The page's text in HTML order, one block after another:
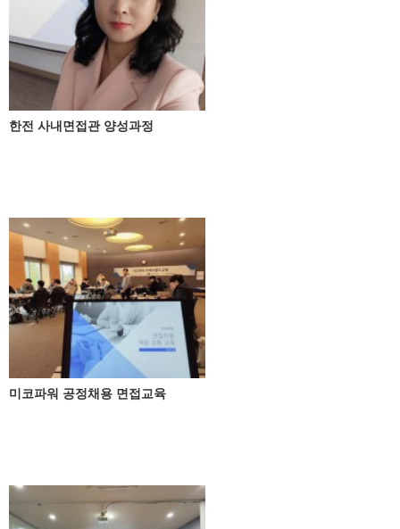
한전 사내면접관 양성과정
미코파워 공정채용 면접교육